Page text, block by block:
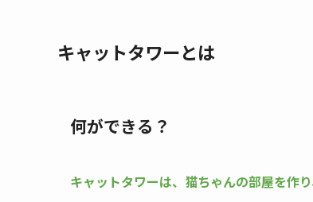
キャットタワーとは
何ができる？
キャットタワーは、猫ちゃんの部屋を作